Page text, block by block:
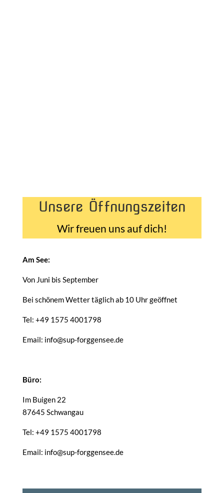
Unsere Öffnungszeiten
Wir freuen uns auf dich!
Am See:
Von Juni bis September
Bei schönem Wetter täglich ab 10 Uhr geöffnet
Tel: +49 1575 4001798
Email: info@sup-forggensee.de
Büro:
Im Buigen 22
87645 Schwangau
Tel: +49 1575 4001798
Email: info@sup-forggensee.de